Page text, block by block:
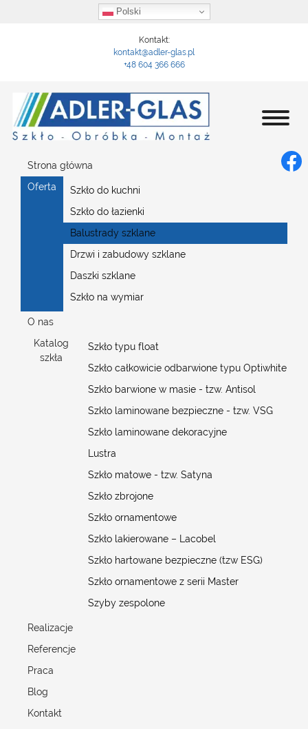
Polski
Kontakt:
kontakt@adler-glas.pl
+48 604 366 666
Strona główna
Oferta
Szkło do kuchni
Szkło do łazienki
Balustrady szklane
Drzwi i zabudowy szklane
Daszki szklane
Szkło na wymiar
O nas
Katalog
szkła
Szkło typu float
Szkło całkowicie odbarwione typu Optiwhite
Szkło barwione w masie - tzw. Antisol
Szkło laminowane bezpieczne - tzw. VSG
Szkło laminowane dekoracyjne
Lustra
Szkło matowe - tzw. Satyna
Szkło zbrojone
Szkło ornamentowe
Szkło lakierowane – Lacobel
Szkło hartowane bezpieczne (tzw ESG)
Szkło ornamentowe z serii Master
Szyby zespolone
Realizacje
Referencje
Praca
Blog
Kontakt